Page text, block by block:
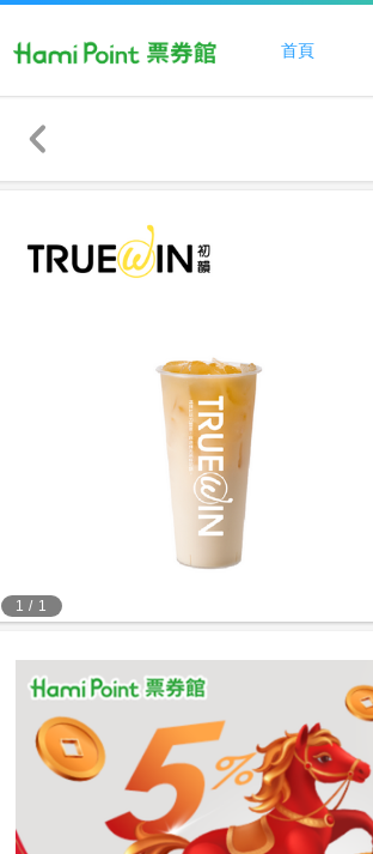
首頁
1 / 1